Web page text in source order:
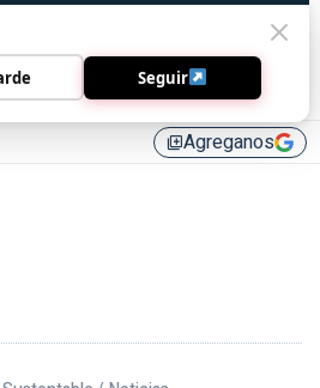
library_addAgreganos
Seguir